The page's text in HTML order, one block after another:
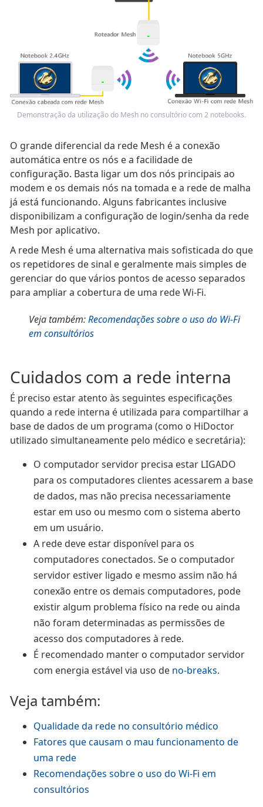
Demonstração da utilização do Mesh no consultório com 2 notebooks.
O grande diferencial da rede Mesh é a conexão
automática entre os nós e a facilidade de
configuração. Basta ligar um dos nós principais ao
modem e os demais nós na tomada e a rede de malha
já está funcionando. Alguns fabricantes inclusive
disponibilizam a configuração de login/senha da rede
Mesh por aplicativo.
A rede Mesh é uma alternativa mais sofisticada do que
os repetidores de sinal e geralmente mais simples de
gerenciar do que vários pontos de acesso separados
para ampliar a cobertura de uma rede Wi-Fi.
Veja também:Recomendações sobre o uso do Wi-Fi
em consultórios
Cuidados com a rede interna
É preciso estar atento às seguintes especificações
quando a rede interna é utilizada para compartilhar a
base de dados de um programa (como o HiDoctor
utilizado simultaneamente pelo médico e secretária):
O computador servidor precisa estar LIGADO
para os computadores clientes acessarem a base
de dados, mas não precisa necessariamente
estar em uso ou mesmo com o sistema aberto
em um usuário.
A rede deve estar disponível para os
computadores conectados. Se o computador
servidor estiver ligado e mesmo assim não há
conexão entre os demais computadores, pode
existir algum problema físico na rede ou ainda
não foram determinadas as permissões de
acesso dos computadores à rede.
É recomendado manter o computador servidor
com energia estável via uso de no-breaks.
Veja também:
Qualidade da rede no consultório médico
Fatores que causam o mau funcionamento de
uma rede
Recomendações sobre o uso do Wi-Fi em
consultórios